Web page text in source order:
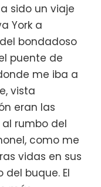
sido un viaje
York a
bondadoso
puente de
me iba a
vista
eran las
rumbo del
como me
vidas en sus
buque. El